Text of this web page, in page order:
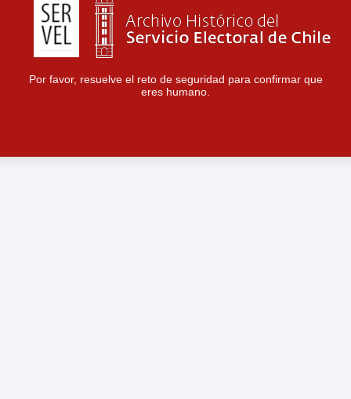
Por favor, resuelve el reto de seguridad para confirmar que
eres humano.